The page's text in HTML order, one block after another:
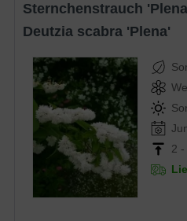
Sternchenstrauch
Deutzia scabra 'Plena'
2 -